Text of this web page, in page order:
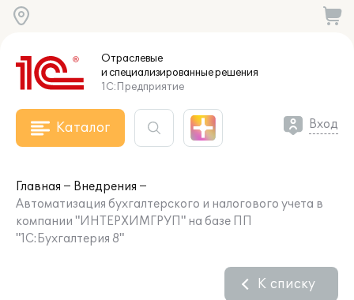
Отраслевые
и специализированныерешения
1С:Предприятие
Каталог Вход
Главная
Внедрения
Автоматизация бухгалтерского и налогового учета в
компании "ИНТЕРХИМГРУП" на базе ПП
"1С:Бухгалтерия 8"
К списку